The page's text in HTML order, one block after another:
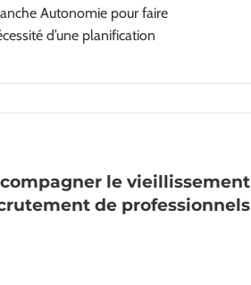
Autonomie pour faire
d’une planification
le vieillissement
de professionnels